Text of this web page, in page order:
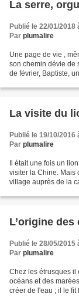
La serre,
Publié le 22/01/2018
Par plumalire
Une page de vie ,
son chemin dévie de
de février, Baptiste,
La visite du
Publié le 19/10/2016
Par plumalire
Il était une fois un
visiter la Chine. Mais
village auprès de la
L’origine des
Publié le 28/05/2015
Par plumalire
Chez les étrusques il
océans et des
créer de l'eau ; il le fit